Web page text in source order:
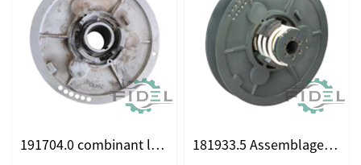
191704.0 combinant la récolte des ajustements pour les CLAAS 181933.5 Assemblage du variateur ajusté pour les CLAAS